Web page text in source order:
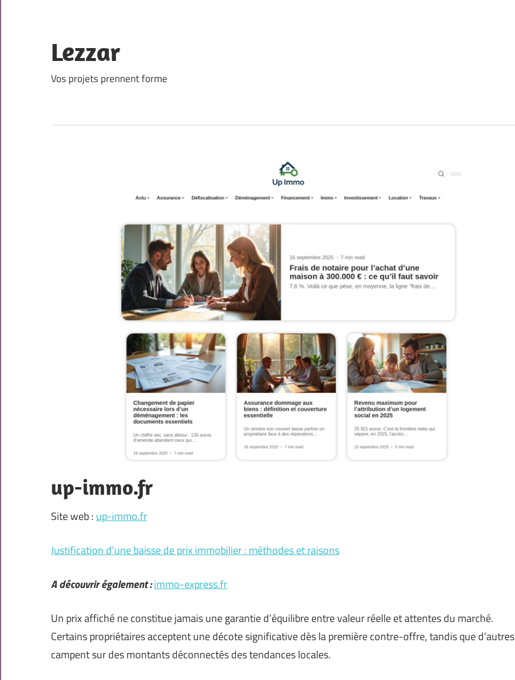
content
Lezzar
Vos projets prennent forme
up-immo.fr
Site web : up-immo.fr
Justification d’une baisse de prix immobilier : méthodes et raisons
A découvrir également :immo-express.fr
Un prix affiché ne constitue jamais une garantie d’équilibre entre valeur réelle et attentes du marché.
Certains propriétaires acceptent une décote significative dès la première contre-offre, tandis que d’autres
campent sur des montants déconnectés des tendances locales.